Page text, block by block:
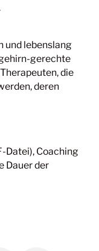
und lebenslang
gerechte
die
deren
Datei), Coaching
Dauer der